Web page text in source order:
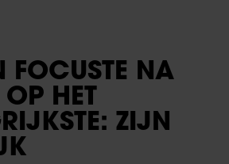
FOCUSTE NA
HET
ZIJN